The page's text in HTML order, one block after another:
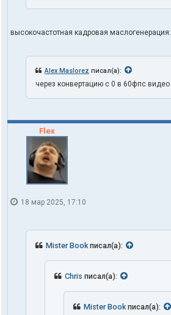
высокочастотная кадровая маслогенерация:
Alex Maslorez писал(а):
через конвертацию с 0 в 60фпс
Flex
18 мар 2025, 17:10
Mister Book писал(а):
Chris писал(а):
Mister Book писал(а):